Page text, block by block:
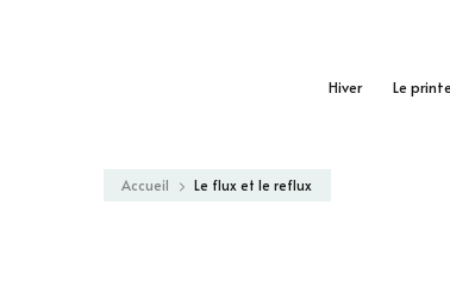
Hiver Le
Accueil Le flux et le reflux